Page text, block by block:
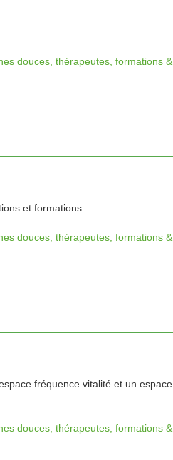
douces, thérapeutes, formations &
et formations
douces, thérapeutes, formations &
fréquence vitalité et un espace
douces, thérapeutes, formations &